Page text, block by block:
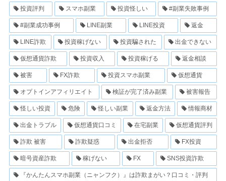
投資評判 スマホ副業 投資怪しい #副業失敗事例
#副業成功事例 LINE副業 LINE投資 返金
LINE詐欺 投資稼げない 投資騙された 出金できない
仮想通貨詐欺 投資収入 投資稼げる 返金相談
被害 FX詐欺 投資スマホ副業 仮想通貨
オプトインアフィリエイト 検証が完了済み副業 被害報告
怪しい投資 危険 怪しい副業 返金方法 情報商材
出金トラブル 仮想通貨口コミ 在宅副業 仮想通貨評判
詐欺 被害 詐欺疑惑 出金拒否 FX投資
暗号資産詐欺 稼げない FX SNS投資詐欺
『かんたんスマホ副業（ニャンフク）』は詐欺まがい？口コミ・評判